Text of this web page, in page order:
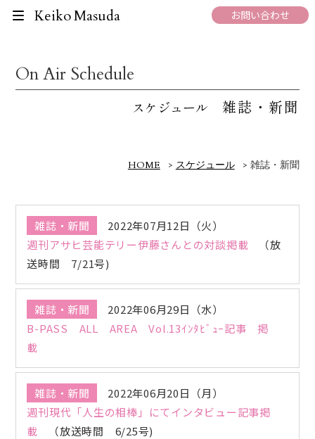
Keiko Masuda お問い合わせ
On Air Schedule
スケジュール 雑誌・新聞
HOME > スケジュール > 雑誌・新聞
雑誌・新聞
2022年07月12日（火）
週刊アサヒ芸能テリー伊藤さんとの対談掲載
（放
送時間 7/21号)
雑誌・新聞
2022年06月29日（水）
B-PASS ALL AREA Vol.13ｲﾝﾀﾋﾞｭｰ記事 掲
載
雑誌・新聞
2022年06月20日（月）
週刊現代「人生の相棒」にてインタビュー記事掲
載
（放送時間 6/25号)